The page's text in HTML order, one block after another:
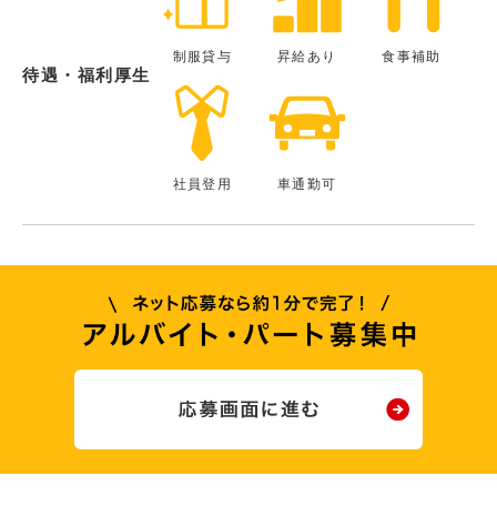
待遇・福利厚生
制服貸与 昇給あり 食事補助
社員登用 車通勤可